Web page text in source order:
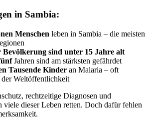
in Sambia:
Menschen leben in Sambia – die meisten
Bevölkerung sind unter 15 Jahre alt
Jahren sind am stärksten gefährdet
Tausende Kinder an Malaria – oft
der Weltöffentlichkeit
rechtzeitige Diagnosen und
viele dieser Leben retten. Doch dafür fehlen